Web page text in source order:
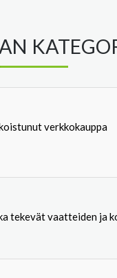
verkkokauppa
tekevät vaatteiden ja